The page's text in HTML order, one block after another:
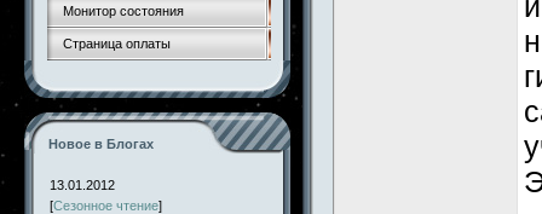
Монитор состояния
Страница оплаты
Новое в Блогах
13.01.2012
[Сезонное чтение]